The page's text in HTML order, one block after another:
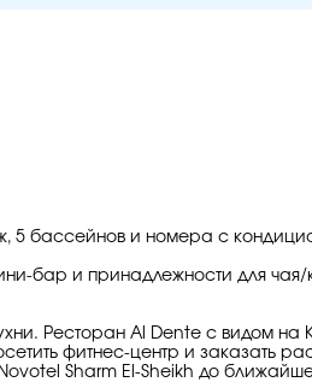
5 бассейнов и номера с
бар и принадлежности для
Ресторан Al Dente с видом
фитнес-центр и заказать
Sharm El-Sheikh до